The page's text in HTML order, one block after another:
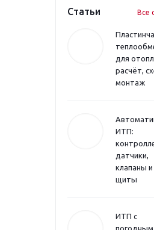
Статьи Все
для
расчёт,
монтаж
ИТП:
датчики,
клапаны и
щиты
ИТП с
погодным